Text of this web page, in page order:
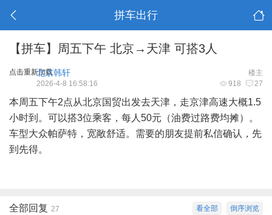
拼车出行
【拼车】周五下午 北京→天津 可搭3人
点击重新加载 楼主
北京韩轩
918 27
2026-4-8 16:58:16
本周五下午2点从北京国贸出发去天津，走京津高速大概1.5
小时到。可以搭3位乘客，每人50元（油费过路费均摊）。
车型大众帕萨特，宽敞舒适。需要的朋友提前私信确认，先
到先得。
倒序浏览
看全部
全部回复 27